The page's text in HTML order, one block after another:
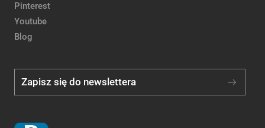
Pinterest
Youtube
Blog
Zapisz się do newslettera